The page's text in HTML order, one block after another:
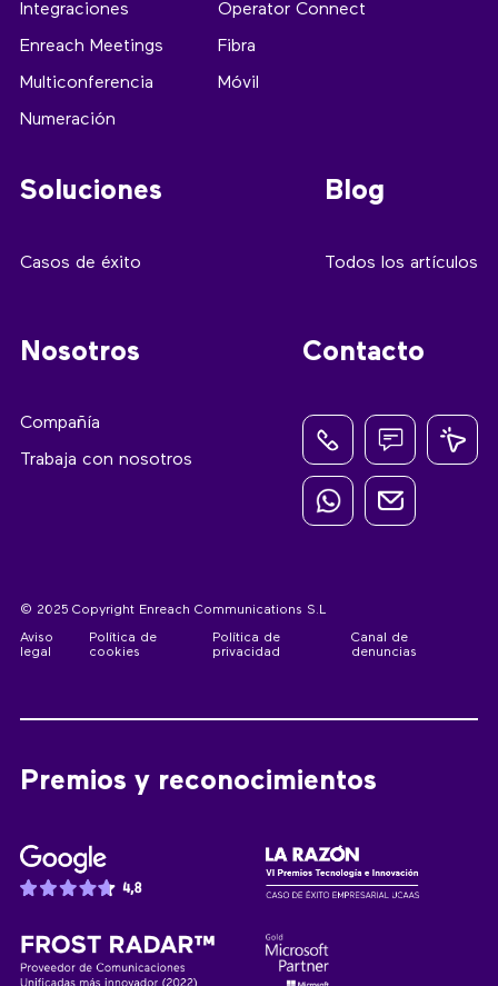
Integraciones
Enreach Meetings
Multiconferencia
Numeración
Operator Connect
Fibra
Móvil
Soluciones
Casos de éxito
Blog
Todos los artículos
Nosotros
Compañía
Trabaja con nosotros
Contacto
© 2025 Copyright Enreach Communications S.L
Aviso
legal
Política de
cookies
Política de
privacidad
Canal de
denuncias
Premios y reconocimientos